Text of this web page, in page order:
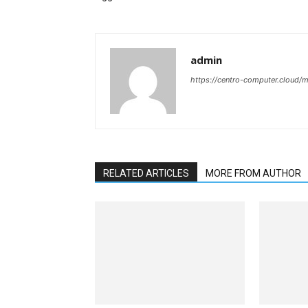
admin
https://centro-computer.cloud/
RELATED ARTICLES MORE FROM AUTHOR